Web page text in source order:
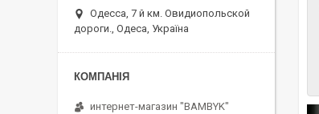
Одесса, 7 й км. Овидиопольской
дороги., Одеса, Україна
интернет-магазин "BAMBYK"